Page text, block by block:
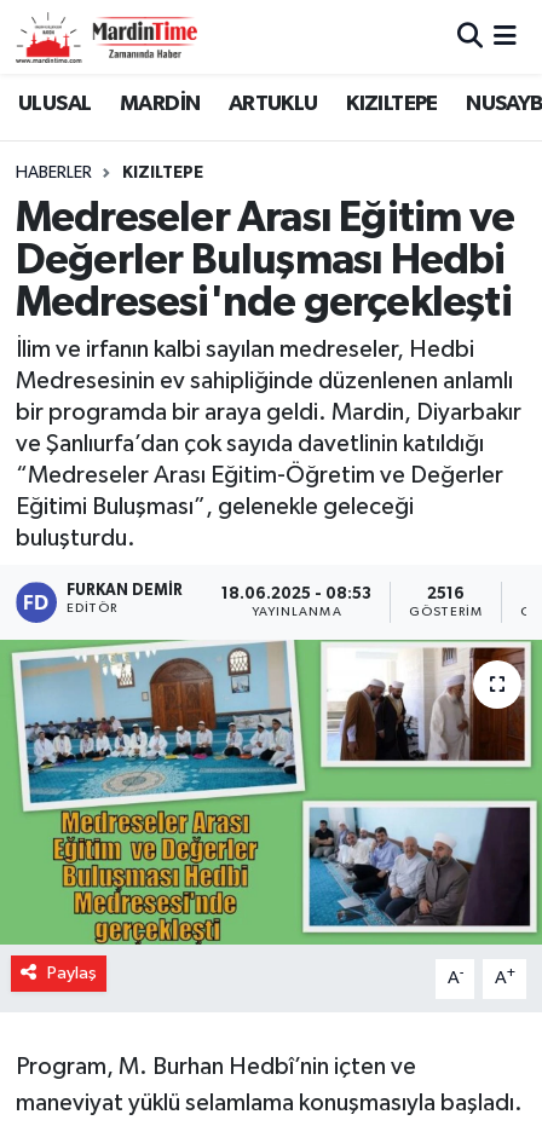
ULUSAL MARDİN ARTUKLU KIZILTEPE
HABERLER KIZILTEPE
Medreseler Arası Eğitim ve
Değerler Buluşması Hedbi
Medresesi'nde gerçekleşti
İlim ve irfanın kalbi sayılan medreseler, Hedbi
Medresesinin ev sahipliğinde düzenlenen anlamlı
bir programda bir araya geldi. Mardin, Diyarbakır
ve Şanlıurfa’dan çok sayıda davetlinin katıldığı
“Medreseler Arası Eğitim-Öğretim ve Değerler
Eğitimi Buluşması”, gelenekle geleceği
buluşturdu.
FURKAN DEMIR
EDITÖR
18.06.2025 - 08:53
YAYINLANMA
2516
GÖSTERIM
Paylaş A- A+
Program, M. Burhan Hedbî’nin içten ve
maneviyat yüklü selamlama konuşmasıyla başladı.
Mardin Nöbetçi Eczaneler
Mardin Namaz Vakitleri
Mardin Trafik Yoğunluk Haritası
Süper Lig Puan Durumu ve Fikstür
Tüm Manşetler
Son Dakika Haberleri
Haber Arşivi